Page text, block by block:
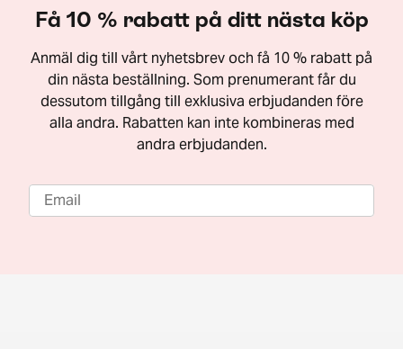
Få 10 % rabatt på ditt nästa köp
Anmäl dig till vårt nyhetsbrev och få 10 % rabatt på
din nästa beställning. Som prenumerant får du
dessutom tillgång till exklusiva erbjudanden före
alla andra. Rabatten kan inte kombineras med
andra erbjudanden.